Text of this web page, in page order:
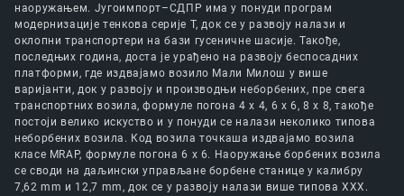
наоружањем. Југоимпорт–СДПР има у понуди програм
модернизације тенкова серије Т, док се у развоју налази и
оклопни транспортери на бази гусеничне шасије. Такође,
последњих година, доста је урађено на развоју беспосадних
платформи, где издвајамо возило Мали Милош у више
варијанти, док у развоју и производњи неборбених, пре свега
транспортних возила, формуле погона 4 х 4, 6 х 6, 8 х 8, такође
постоји велико искуство и у понуди се налази неколико типова
неборбених возила. Код возила точкаша издвајамо возила
класе MRAP, формуле погона 6 х 6. Наоружање борбених возила
се своди на даљински управљане борбене станице у калибру
7,62 mm и 12,7 mm, док се у развоју налази више типова ХХХ.